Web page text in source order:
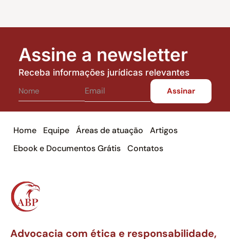
Assine a newsletter
Receba informações jurídicas relevantes
Home Equipe Áreas de atuação
Artigos
Ebook e Documentos Grátis
Contatos
Advocacia com ética e responsabilidade,